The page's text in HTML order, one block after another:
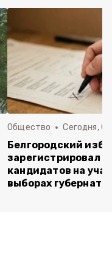
Общество Сегодня,
Белгородский
зарегистрировал
кандидатов на
выборах